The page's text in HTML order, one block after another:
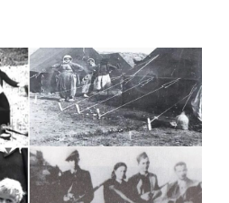
letrare të tij, një vend të
Harold’s” (Childe Harold’s
në bazë të përshtypjeve nga